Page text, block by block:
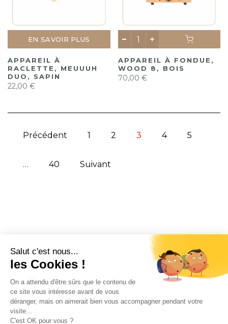
EN SAVOIR PLUS
APPAREIL À
RACLETTE, MEUUUH
DUO, SAPIN
22,00 €
APPAREIL À FONDUE,
WOOD 8, BOIS
70,00 €
Précédent 1 2 3 4 5
… 40 Suivant
CONTACT
INFORMATION
EN SAVOIR PLUS